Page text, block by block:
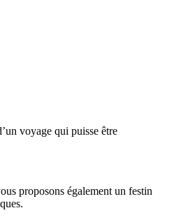
voyage qui puisse être
proposons également un festin